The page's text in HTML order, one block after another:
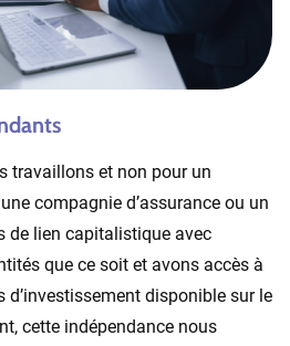
travaillons et non pour un
compagnie d’assurance ou un
de lien capitalistique avec
que ce soit et avons accès à
d’investissement disponible sur le
cette indépendance nous